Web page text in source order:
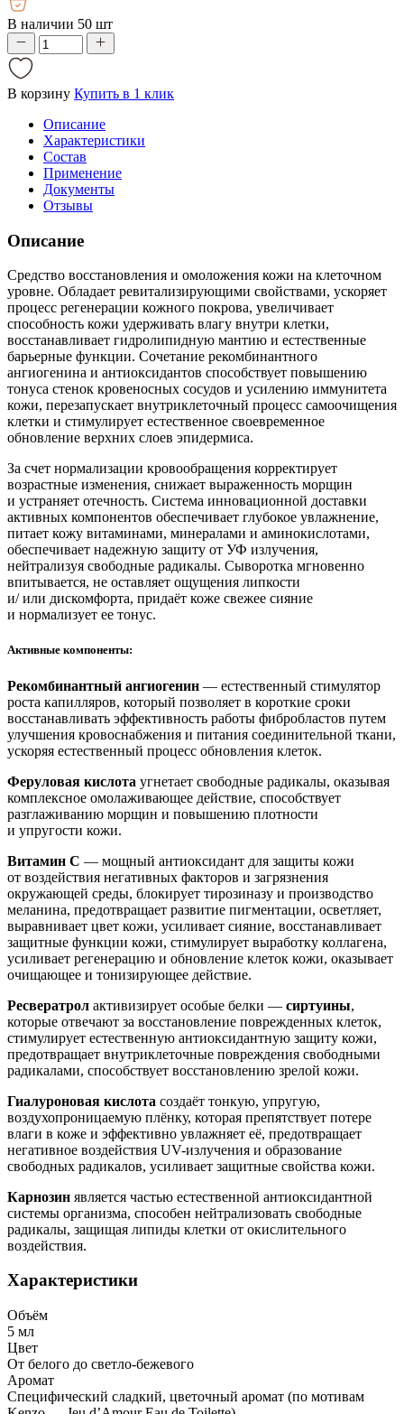
В наличии 50 шт
В корзину Купить в 1 клик
Описание
Характеристики
Состав
Применение
Документы
Отзывы
Описание
Средство восстановления и омоложения кожи на клеточном
уровне. Обладает ревитализирующими свойствами, ускоряет
процесс регенерации кожного покрова, увеличивает
способность кожи удерживать влагу внутри клетки,
восстанавливает гидролипидную мантию и естественные
барьерные функции. Сочетание рекомбинантного
ангиогенина и антиоксидантов способствует повышению
тонуса стенок кровеносных сосудов и усилению иммунитета
кожи, перезапускает внутриклеточный процесс самоочищения
клетки и стимулирует естественное своевременное
обновление верхних слоев эпидермиса.
За счет нормализации кровообращения корректирует
возрастные изменения, снижает выраженность морщин
и устраняет отечность. Система инновационной доставки
активных компонентов обеспечивает глубокое увлажнение,
питает кожу витаминами, минералами и аминокислотами,
обеспечивает надежную защиту от УФ излучения,
нейтрализуя свободные радикалы. Сыворотка мгновенно
впитывается, не оставляет ощущения липкости
и/ или дискомфорта, придаёт коже свежее сияние
и нормализует ее тонус.
Активные компоненты:
Рекомбинантный ангиогенин — естественный стимулятор
роста капилляров, который позволяет в короткие сроки
восстанавливать эффективность работы фибробластов путем
улучшения кровоснабжения и питания соединительной ткани,
ускоряя естественный процесс обновления клеток.
Феруловая кислота угнетает свободные радикалы, оказывая
комплексное омолаживающее действие, способствует
разглаживанию морщин и повышению плотности
и упругости кожи.
Витамин С — мощный антиоксидант для защиты кожи
от воздействия негативных факторов и загрязнения
окружающей среды, блокирует тирозиназу и производство
меланина, предотвращает развитие пигментации, осветляет,
выравнивает цвет кожи, усиливает сияние, восстанавливает
защитные функции кожи, стимулирует выработку коллагена,
усиливает регенерацию и обновление клеток кожи, оказывает
очищающее и тонизирующее действие.
Ресвератрол активизирует особые белки — сиртуины,
которые отвечают за восстановление поврежденных клеток,
стимулирует естественную антиоксидантную защиту кожи,
предотвращает внутриклеточные повреждения свободными
радикалами, способствует восстановлению зрелой кожи.
Гиалуроновая кислота создаёт тонкую, упругую,
воздухопроницаемую плёнку, которая препятствует потере
влаги в коже и эффективно увлажняет её, предотвращает
негативное воздействия UV-излучения и образование
свободных радикалов, усиливает защитные свойства кожи.
Карнозин является частью естественной антиоксидантной
системы организма, способен нейтрализовать свободные
радикалы, защищая липиды клетки от окислительного
воздействия.
Характеристики
Объём
5 мл
Цвет
От белого до светло-бежевого
Аромат
Специфический сладкий, цветочный аромат (по мотивам